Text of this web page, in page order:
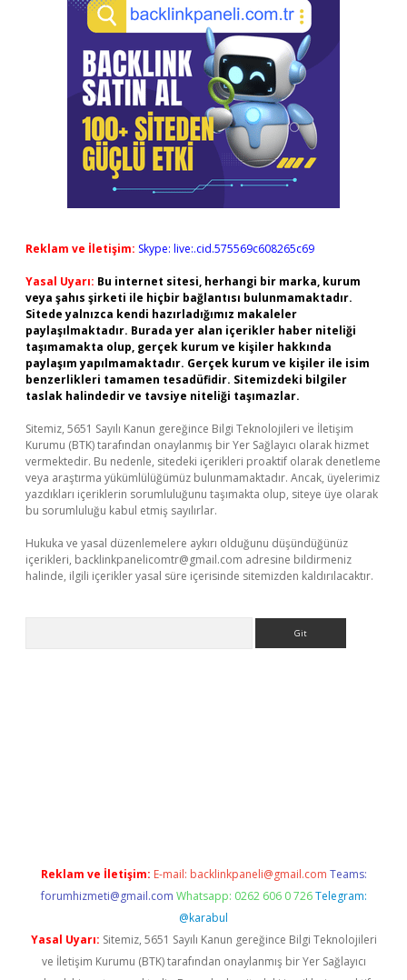
Reklam ve İletişim: Skype: live:.cid.575569c608265c69
Yasal Uyarı: Bu internet sitesi, herhangi bir marka, kurum
veya şahıs şirketi ile hiçbir bağlantısı bulunmamaktadır.
Sitede yalnızca kendi hazırladığımız makaleler
paylaşılmaktadır. Burada yer alan içerikler haber niteliği
taşımamakta olup, gerçek kurum ve kişiler hakkında
paylaşım yapılmamaktadır. Gerçek kurum ve kişiler ile isim
benzerlikleri tamamen tesadüfidir. Sitemizdeki bilgiler
taslak halindedir ve tavsiye niteliği taşımazlar.
Sitemiz, 5651 Sayılı Kanun gereğince Bilgi Teknolojileri ve İletişim
Kurumu (BTK) tarafından onaylanmış bir Yer Sağlayıcı olarak hizmet
vermektedir. Bu nedenle, sitedeki içerikleri proaktif olarak denetleme
veya araştırma yükümlülüğümüz bulunmamaktadır. Ancak, üyelerimiz
yazdıkları içeriklerin sorumluluğunu taşımakta olup, siteye üye olarak
bu sorumluluğu kabul etmiş sayılırlar.
Hukuka ve yasal düzenlemelere aykırı olduğunu düşündüğünüz
içerikleri, backlinkpanelicomtr@gmail.com adresine bildirmeniz
halinde, ilgili içerikler yasal süre içerisinde sitemizden kaldırılacaktır.
Reklam ve İletişim: E-mail: backlinkpaneli@gmail.com Teams:
forumhizmeti@gmail.com Whatsapp: 0262 606 0 726 Telegram:
@karabul
Yasal Uyarı: Sitemiz, 5651 Sayılı Kanun gereğince Bilgi Teknolojileri
ve İletişim Kurumu (BTK) tarafından onaylanmış bir Yer Sağlayıcı